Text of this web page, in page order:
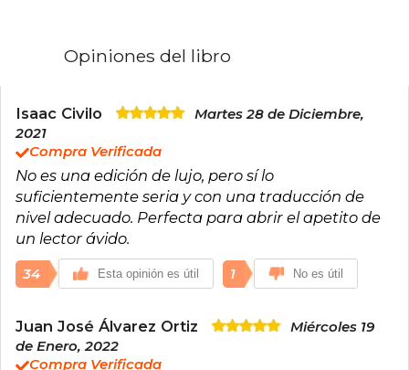
activamente en las luchas políticas de su
italiana. Escribió varios tratados en latín sobre
Opiniones del libro
Isaac Civilo
Martes 28 de Diciembre,
2021
Compra Verificada
No es una edición de lujo, pero sí lo
suficientemente seria y con una traducción de
nivel adecuado. Perfecta para abrir el apetito de
un lector ávido.
34 Esta opinión es útil 1 No es útil
Juan José Álvarez Ortiz
Miércoles 19
de Enero, 2022
Compra Verificada